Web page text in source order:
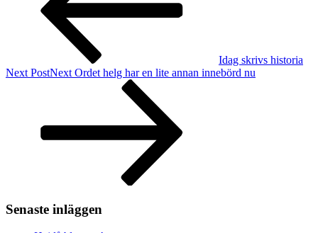
Idag skrivs historia
Next PostNext Ordet helg har en lite annan innebörd nu
Senaste inläggen